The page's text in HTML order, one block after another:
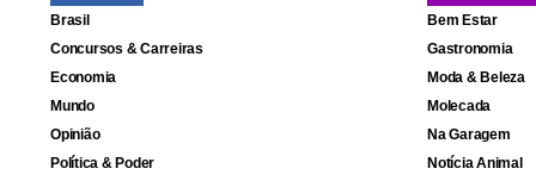
Brasil
Concursos & Carreiras
Economia
Mundo
Opinião
Política & Poder
Bem Estar
Gastronomia
Moda & Beleza
Molecada
Na Garagem
Notícia Animal